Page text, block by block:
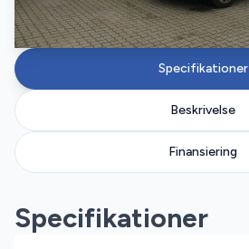
Specifikationer
Beskrivelse
Finansiering
Specifikationer